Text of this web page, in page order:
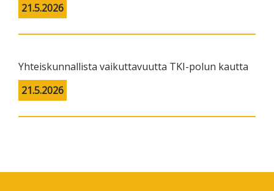
21.5.2026
Yhteiskunnallista vaikuttavuutta TKI-polun kautta
21.5.2026